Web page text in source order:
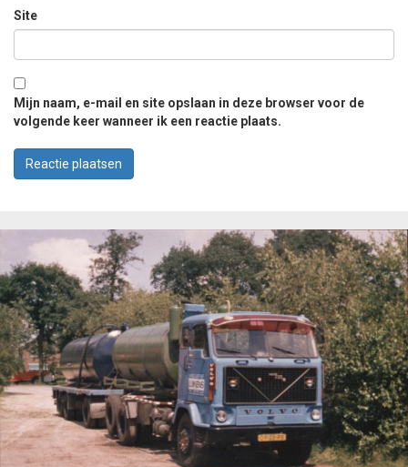
Site
Mijn naam, e-mail en site opslaan in deze browser voor de
volgende keer wanneer ik een reactie plaats.